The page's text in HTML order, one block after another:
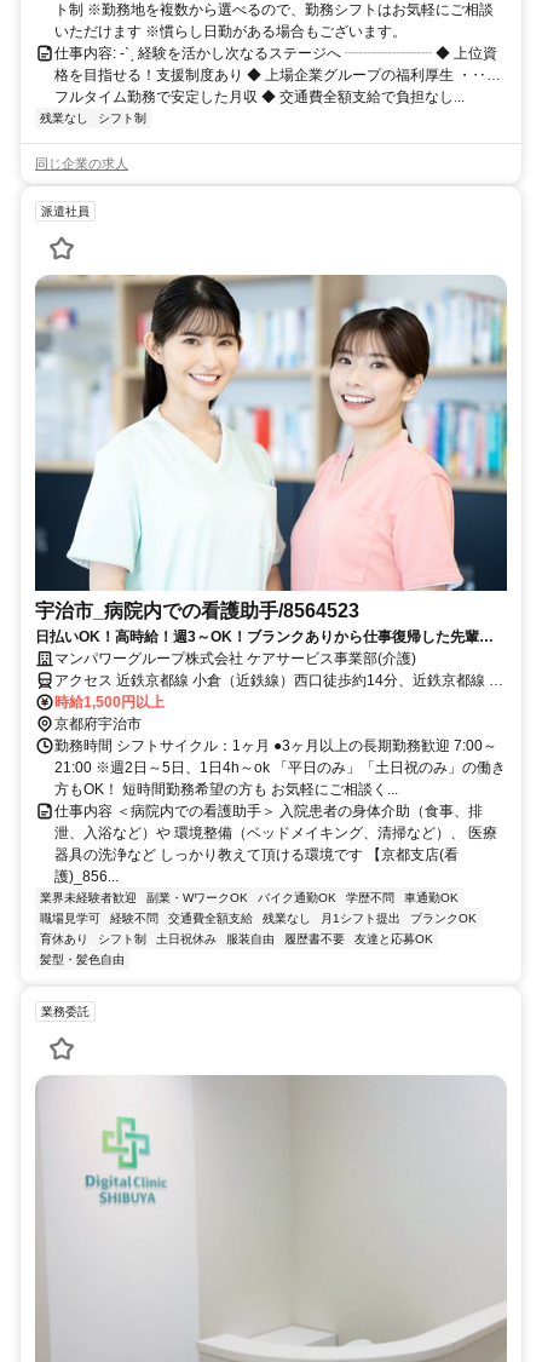
ト制 ※勤務地を複数から選べるので、勤務シフトはお気軽にご相談
いただけます ※慣らし日勤がある場合もございます。
仕事内容: -ˋˏ 経験を活かし次なるステージへ ┈┈┈┈┈┈ ◆ 上位資
格を目指せる！支援制度あり ◆ 上場企業グループの福利厚生 ・‥…
フルタイム勤務で安定した月収 ◆ 交通費全額支給で負担なし...
残業なし シフト制
同じ企業の求人
派遣社員
宇治市_病院内での看護助手/8564523
日払いOK！高時給！週3～OK！ブランクありから仕事復帰した先輩や
ミドル世代も多数活躍中♪
マンパワーグループ株式会社 ケアサービス事業部(介護)
アクセス 近鉄京都線 小倉（近鉄線）西口徒歩約14分、近鉄京都線 伊
勢田西口徒歩約17分、ＪＲ奈良線 ＪＲ小倉（京都府）北出口徒歩約
20分 車・バイク通勤OK（派遣先による）
時給1,500円以上
京都府宇治市
勤務時間 シフトサイクル：1ヶ月 ●3ヶ月以上の長期勤務歓迎 7:00～
21:00 ※週2日～5日、1日4h～ok 「平日のみ」「土日祝のみ」の働き
方もOK！ 短時間勤務希望の方も お気軽にご相談く...
仕事内容 ＜病院内での看護助手＞ 入院患者の身体介助（食事、排
泄、入浴など）や 環境整備（ベッドメイキング、清掃など）、 医療
器具の洗浄など しっかり教えて頂ける環境です 【京都支店(看
護)_856...
業界未経験者歓迎 副業・WワークOK バイク通勤OK 学歴不問
車通勤OK
職場見学可
経験不問 交通費全額支給 残業なし 月1シフト提出
ブランクOK
育休あり
シフト制 土日祝休み 服装自由 履歴書不要
友達と応募OK
髪型・髪色自由
業務委託